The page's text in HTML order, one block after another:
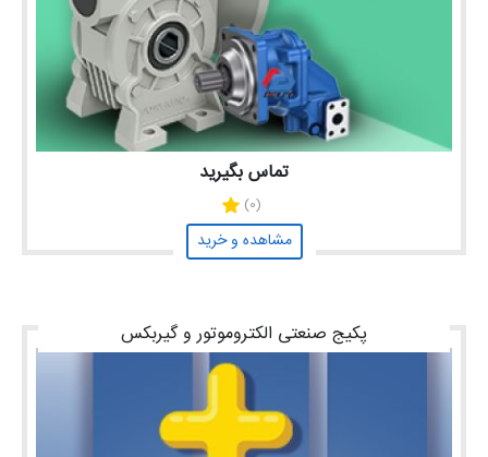
تماس بگیرید
(0)
مشاهده و خرید
پکیج صنعتی الکتروموتور و گیربکس